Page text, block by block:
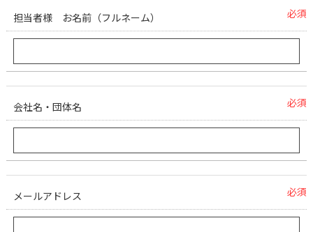
担当者様 お名前（フルネーム） 必須
会社名・団体名 必須
メールアドレス 必須